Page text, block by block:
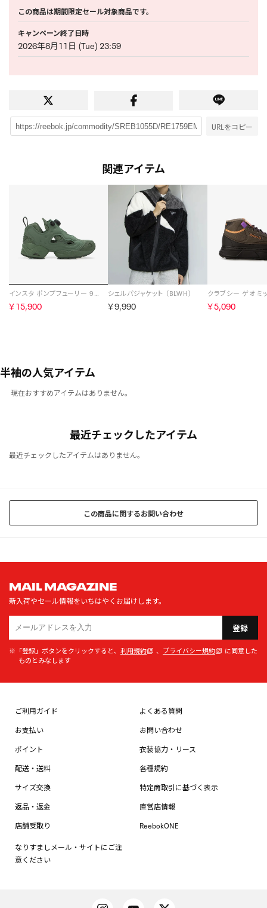
この商品は期間限定セール対象商品です。
キャンペーン終了日時
2026年8月11日 (Tue) 23:59
URLをコピー
関連アイテム
インスタ ポンプフューリー 95 / INSTAPUMP FURY 95 （エスケープグリーン）
￥15,900
シェルパジャケット （BLWH）
￥9,990 ￥5,090
半袖の人気アイテム
現在おすすめアイテムはありません。
最近チェックしたアイテム
最近チェックしたアイテムはありません。
この商品に関するお問い合わせ
MAIL MAGAZINE
新入荷やセール情報をいちはやくお届けします。
登録
※「登録」ボタンをクリックすると、 利用規約 、 プライバシー規約
に同意した
ものとみなします
ご利用ガイド
お支払い
ポイント
配送・送料
サイズ交換
返品・返金
店舗受取り
なりすましメール・サイトにご注
意ください
よくある質問
お問い合わせ
衣装協力・リース
各種規約
特定商取引に基づく表示
直営店情報
ReebokONE